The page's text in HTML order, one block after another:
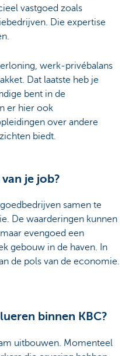
vastgoed zoals
Die expertise
werk-privébalans
Dat laatste heb je
bent in de
er hier ook
over andere
biedt.
je job?
samen te
De waarderingen kunnen
evengoed een
gebouw in de haven. In
de pols van de economie.
binnen KBC?
uitbouwen. Momenteel